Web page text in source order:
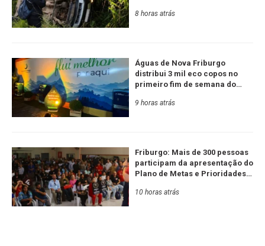
8 horas atrás
Águas de Nova Friburgo
distribui 3 mil eco copos no
primeiro fim de semana do
9 horas atrás
Friburgo: Mais de 300 pessoas
participam da apresentação do
Plano de Metas e Prioridades
10 horas atrás